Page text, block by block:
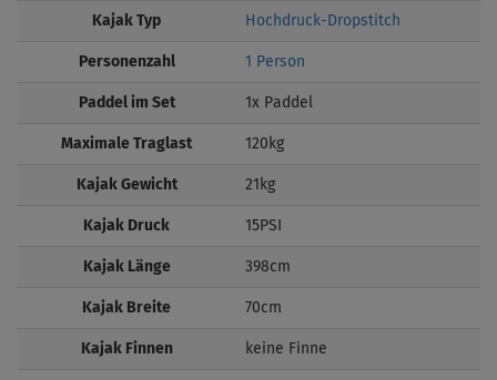
Kajak Typ Hochdruck-Dropstitch
Personenzahl 1 Person
Paddel im Set 1x Paddel
Maximale Traglast 120kg
Kajak Gewicht 21kg
Kajak Druck 15PSI
Kajak Länge 398cm
Kajak Breite 70cm
Kajak Finnen keine Finne